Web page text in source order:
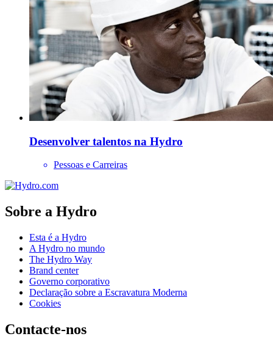
Desenvolver talentos na Hydro
Pessoas e Carreiras
Sobre a Hydro
Esta é a Hydro
A Hydro no mundo
The Hydro Way
Brand center
Governo corporativo
Declaração sobre a Escravatura Moderna
Cookies
Contacte-nos